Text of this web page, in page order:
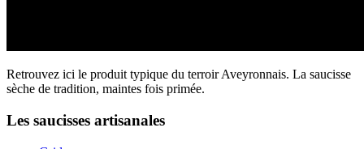
Retrouvez ici le produit typique du terroir Aveyronnais. La saucisse
sèche de tradition, maintes fois primée.
Les saucisses artisanales